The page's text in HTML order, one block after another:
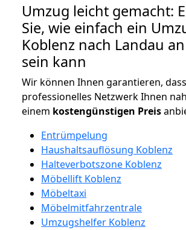
Umzug leicht gemacht:
Sie, wie einfach ein
Koblenz nach Landau
sein kann
Wir können Ihnen garantieren,
professionelles Netzwerk Ihnen
einem kostengünstigen Preis
Entrümpelung
Haushaltsauflösung Koblenz
Halteverbotszone Koblenz
Möbellift Koblenz
Möbeltaxi
Möbelmitfahrzentrale
Umzugshelfer Koblenz